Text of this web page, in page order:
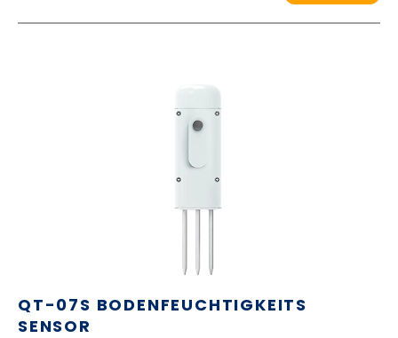
QT-07S BODENFEUCHTIGKEITS
SENSOR